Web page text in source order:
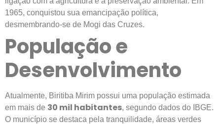
1965, conquistou sua emancipação política,
desmembrando-se de Mogi das Cruzes.
População e
Desenvolvimento
Atualmente, Biritiba Mirim possui uma população estimada
em mais de 30 mil habitantes, segundo dados do IBGE.
O município se destaca pela tranquilidade, áreas verdes